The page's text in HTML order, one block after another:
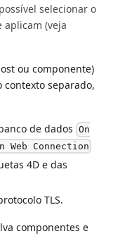
selecionar o
aplicam (veja
ou componente)
separado,
de dados On
Web Connection
4D e das
TLS.
componentes e